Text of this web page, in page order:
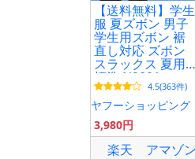
【送料無料】学生
服 夏ズボン 男子
学生用ズボン 裾
直し対応 ズボン
スラックス 夏用
標準 N2001
4.5(363件)
ヤフーショッピング
3,980円
楽天 アマゾン